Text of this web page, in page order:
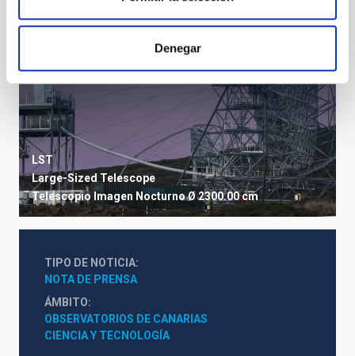
Denegar
LST
Large-Sized Telescope
Telescopio Imagen NocturnoØ 2300.00 cm
TIPO DE NOTICIA
NOTA DE PRENSA
ÁMBITO
OBSERVATORIOS DE CANARIAS
CIENCIA Y TECNOLOGÍA